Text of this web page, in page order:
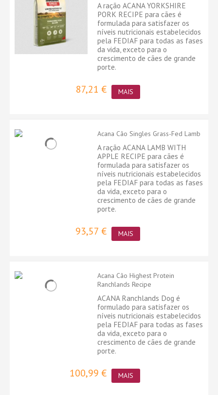
A ração ACANA YORKSHIRE
PORK RECIPE para cães é
formulada para satisfazer os
níveis nutricionais estabelecidos
pela FEDIAF para todas as fases
da vida, exceto para o
crescimento de cães de grande
porte.
87,21 € MAIS
Acana Cão Singles Grass-Fed Lamb
A ração ACANA LAMB WITH
APPLE RECIPE para cães é
formulada para satisfazer os
níveis nutricionais estabelecidos
pela FEDIAF para todas as fases
da vida, exceto para o
crescimento de cães de grande
porte.
93,57 € MAIS
Acana Cão Highest Protein
Ranchlands Recipe
ACANA Ranchlands Dog é
formulado para satisfazer os
níveis nutricionais estabelecidos
pela FEDIAF para todas as fases
da vida, exceto para o
crescimento de cães de grande
porte.
100,99 € MAIS